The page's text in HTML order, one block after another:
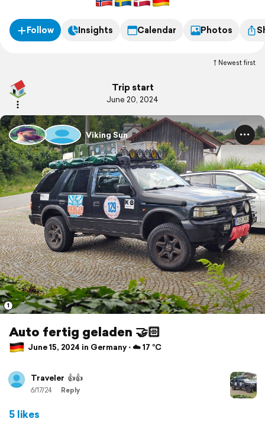
Follow Insights Calendar Photos
Newest first
Trip start
June 20, 2024
Viking Sun
1
Auto fertig geladen 🤝🏻
June 15, 2024 in Germany ⋅ ☁️ 17 °C
Traveler 👍👍
6/17/24 Reply
5 likes